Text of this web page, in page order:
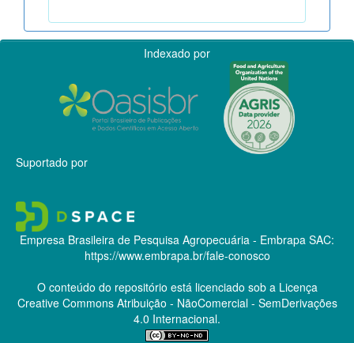
Indexado por
Suportado por
Empresa Brasileira de Pesquisa Agropecuária - Embrapa SAC:
https://www.embrapa.br/fale-conosco
O conteúdo do repositório está licenciado sob a Licença
Creative CommonsAtribuição - NãoComercial - SemDerivações
4.0 Internacional.